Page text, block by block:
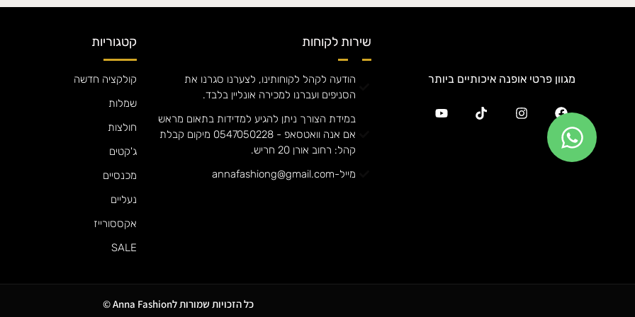
מגוון פרטי אופנה איכותיים ביותר
שירות לקוחות
הודעה לקהל לקוחותינו, לצערנו סגרנו את
הסניפים ועברנו למכירה אונליין בלבד.
במידת הצורך ניתן להגיע למדידות בתאום מראש
אם אנה וואטסאפ - 0547050228 מיקום קבלת
קהל: רחוב אורן 20 חריש.
מייל-annafashiong@gmail.com
קטגוריות
קולקציה חדשה
שמלות
חולצות
ג'קטים
מכנסיים
נעליים
אקססורייז
SALE
כל הזכויות שמורות לAnna Fashion ©